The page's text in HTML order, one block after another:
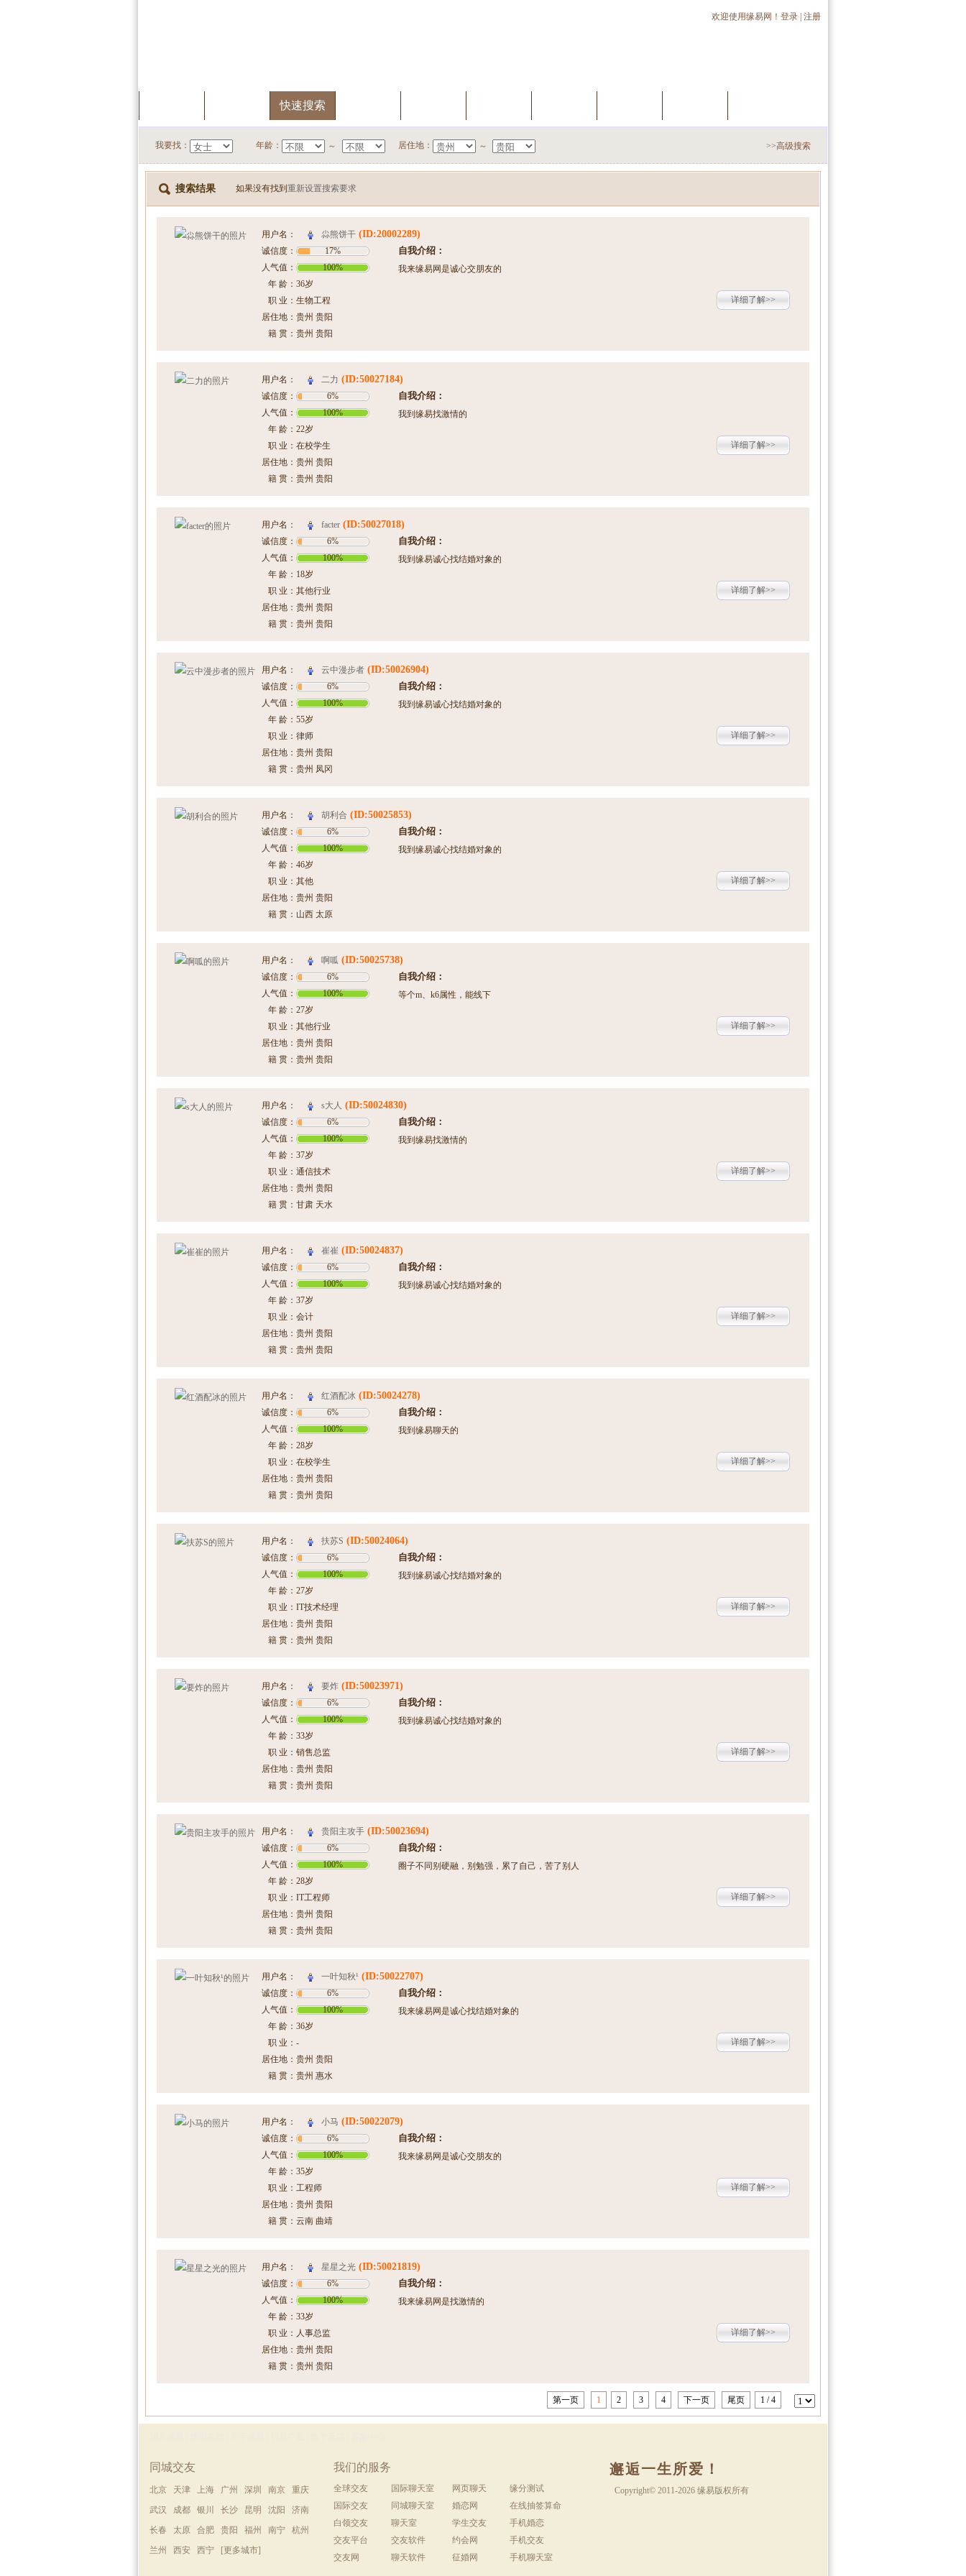
欢迎使用缘易网！ 登录 注册
快速搜索
我要找： 年龄： ～ 居住地： ～ >>高级搜索
搜索结果 如果没有找到 重新设置搜索要求
用户名： 尛熊饼干 (ID:20002289)
诚信度：
17%
人气值：
100%
年 龄： 36岁
职 业： 生物工程
居住地： 贵州 贵阳
籍 贯： 贵州 贵阳
自我介绍：
我来缘易网是诚心交朋友的
详细了解>>
用户名： 二力 (ID:50027184)
诚信度：
6%
人气值：
100%
年 龄： 22岁
职 业： 在校学生
居住地： 贵州 贵阳
籍 贯： 贵州 贵阳
自我介绍：
我到缘易找激情的
详细了解>>
用户名： facter (ID:50027018)
诚信度：
6%
人气值：
100%
年 龄： 18岁
职 业： 其他行业
居住地： 贵州 贵阳
籍 贯： 贵州 贵阳
自我介绍：
我到缘易诚心找结婚对象的
详细了解>>
用户名： 云中漫步者 (ID:50026904)
诚信度：
6%
人气值：
100%
年 龄： 55岁
职 业： 律师
居住地： 贵州 贵阳
籍 贯： 贵州 凤冈
自我介绍：
我到缘易诚心找结婚对象的
详细了解>>
用户名： 胡利合 (ID:50025853)
诚信度：
6%
人气值：
100%
年 龄： 46岁
职 业： 其他
居住地： 贵州 贵阳
籍 贯： 山西 太原
自我介绍：
我到缘易诚心找结婚对象的
详细了解>>
用户名： 啊呱 (ID:50025738)
诚信度：
6%
人气值：
100%
年 龄： 27岁
职 业： 其他行业
居住地： 贵州 贵阳
籍 贯： 贵州 贵阳
自我介绍：
等个m、k6属性，能线下
详细了解>>
用户名： s大人 (ID:50024830)
诚信度：
6%
人气值：
100%
年 龄： 37岁
职 业： 通信技术
居住地： 贵州 贵阳
籍 贯： 甘肃 天水
自我介绍：
我到缘易找激情的
详细了解>>
用户名： 崔崔 (ID:50024837)
诚信度：
6%
人气值：
100%
年 龄： 37岁
职 业： 会计
居住地： 贵州 贵阳
籍 贯： 贵州 贵阳
自我介绍：
我到缘易诚心找结婚对象的
详细了解>>
用户名： 红酒配冰 (ID:50024278)
诚信度：
6%
人气值：
100%
年 龄： 28岁
职 业： 在校学生
居住地： 贵州 贵阳
籍 贯： 贵州 贵阳
自我介绍：
我到缘易聊天的
详细了解>>
用户名： 扶苏S (ID:50024064)
诚信度：
6%
人气值：
100%
年 龄： 27岁
职 业： IT技术经理
居住地： 贵州 贵阳
籍 贯： 贵州 贵阳
自我介绍：
我到缘易诚心找结婚对象的
详细了解>>
用户名： 要炸 (ID:50023971)
诚信度：
6%
人气值：
100%
年 龄： 33岁
职 业： 销售总监
居住地： 贵州 贵阳
籍 贯： 贵州 贵阳
自我介绍：
我到缘易诚心找结婚对象的
详细了解>>
用户名： 贵阳主攻手 (ID:50023694)
诚信度：
6%
人气值：
100%
年 龄： 28岁
职 业： IT工程师
居住地： 贵州 贵阳
籍 贯： 贵州 贵阳
自我介绍：
圈子不同别硬融，别勉强，累了自己，苦了别人
详细了解>>
用户名： 一叶知秋¹ (ID:50022707)
诚信度：
6%
人气值：
100%
年 龄： 36岁
职 业： -
居住地： 贵州 贵阳
籍 贯： 贵州 惠水
自我介绍：
我来缘易网是诚心找结婚对象的
详细了解>>
用户名： 小马 (ID:50022079)
诚信度：
6%
人气值：
100%
年 龄： 35岁
职 业： 工程师
居住地： 贵州 贵阳
籍 贯： 云南 曲靖
自我介绍：
我来缘易网是诚心交朋友的
详细了解>>
用户名： 星星之光 (ID:50021819)
诚信度：
6%
人气值：
100%
年 龄： 33岁
职 业： 人事总监
居住地： 贵州 贵阳
籍 贯： 贵州 贵阳
自我介绍：
我来缘易网是找激情的
详细了解>>
第一页 1 2 3 4 下一页 尾页 1 / 4
同城交友
北京 天津 上海 广州 深圳 南京
重庆
武汉
成都 银川 长沙 昆明 沈阳
济南
长春
太原 合肥 贵阳 福州 南宁
杭州
兰州
西安 西宁 [更多城市]
我们的服务
全球交友
国际交友
白领交友
交友平台
交友网
国际聊天室
同城聊天室
聊天室
交友软件
聊天软件
网页聊天
婚恋网
学生交友
约会网
征婚网
缘分测试
在线抽签算命
手机婚恋
手机交友
手机聊天室
邂逅一生所爱！
Copyright© 2011-2026 缘易版权所有